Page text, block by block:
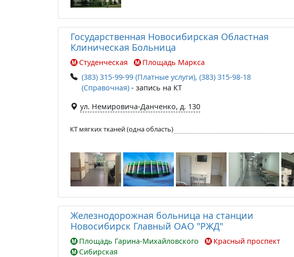
Государственная Новосибирская Областная
Клиническая Больница
Студенческая
Площадь Маркса
(383) 315-99-99 (Платные услуги), (383) 315-98-18
(Справочная) - запись на КТ
ул. Немировича-Данченко, д. 130
КТ мягких тканей (одна область)
Железнодорожная больница на станции
Новосибирск Главный ОАО "РЖД"
Площадь Гарина-Михайловского
Красный проспект
Сибирская